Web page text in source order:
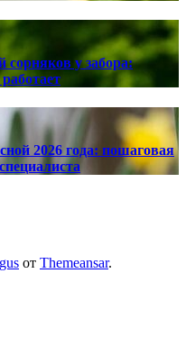
сорняков у забора:
2026 года: пошаговая
от Themeansar.